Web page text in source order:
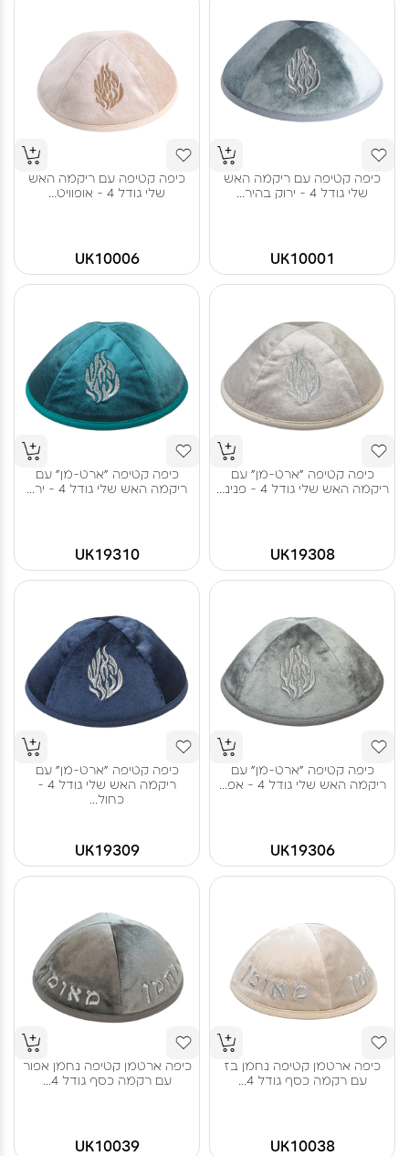
כיפה קטיפה עם ריקמה האש
שלי גודל 4 - ירוק בהיר...
UK10001
כיפה קטיפה עם ריקמה האש
שלי גודל 4 - אופוויט...
UK10006
כיפה קטיפה "ארט-מן" עם
ריקמה האש שלי גודל 4 - פנינ...
UK19308
כיפה קטיפה "ארט-מן" עם
ריקמה האש שלי גודל 4 - יר...
UK19310
כיפה קטיפה "ארט-מן" עם
ריקמה האש שלי גודל 4 - אפ...
UK19306
כיפה קטיפה "ארט-מן" עם
ריקמה האש שלי גודל 4 -
כחול...
UK19309
כיפה ארטמן קטיפה נחמן בז
עם רקמה כסף גודל 4...
UK10038
כיפה ארטמן קטיפה נחמן אפור
עם רקמה כסף גודל 4...
UK10039